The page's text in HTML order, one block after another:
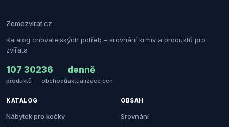
Zemezvirat.cz
Katalog chovatelských potřeb – srovnání krmiv a produktů pro
zvířata
107 302
produktů
36
obchodů
denně
aktualizace cen
KATALOG
Nábytek pro kočky
OBSAH
Srovnání